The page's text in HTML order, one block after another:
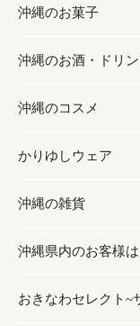
お肉
海産物
缶詰／パウチ
沖縄料理
沖縄そば／乾麺
レトルト食品
乾物／粉類
調味料
砂糖／黒砂糖
塩
お酢／ドレッシン
しょうゆ
みそ
だし／スパイス
沖縄のお菓子
お菓子
黒糖
ちんすこう
伝統菓子
スナック
おつまみ
沖縄のお酒・ドリン
お酒・ドリンク
泡盛
ビール・チューハ
ワイン・ウィスキ
ドリンク
沖縄のコスメ
コスメ
スキンケア
ボディケア
ヘアケア
かりゆしウェア
かりゆしウェア
メンズ
レディース
沖縄の雑貨
雑貨
沖縄ファッション
沖縄県内のお客様
おきなわセレクト~